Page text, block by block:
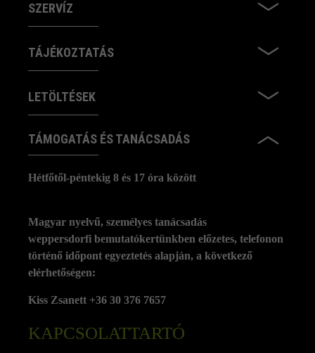
SZERVÍZ
TÁJÉKOZTATÁS
LETÖLTÉSEK
TÁMOGATÁS ÉS TANÁCSADÁS
Hétfőtől-péntekig 8 és 17 óra között
KAPCSOLATTARTÓ
Magyar nyelvű, személyes tanácsadás
weppersdorfi bemutatókertünkben előzetes, telefonon
történő időpont egyeztetés alapján, a következő
elérhetőségen:
Kiss Zsanett +36 30 376 7657